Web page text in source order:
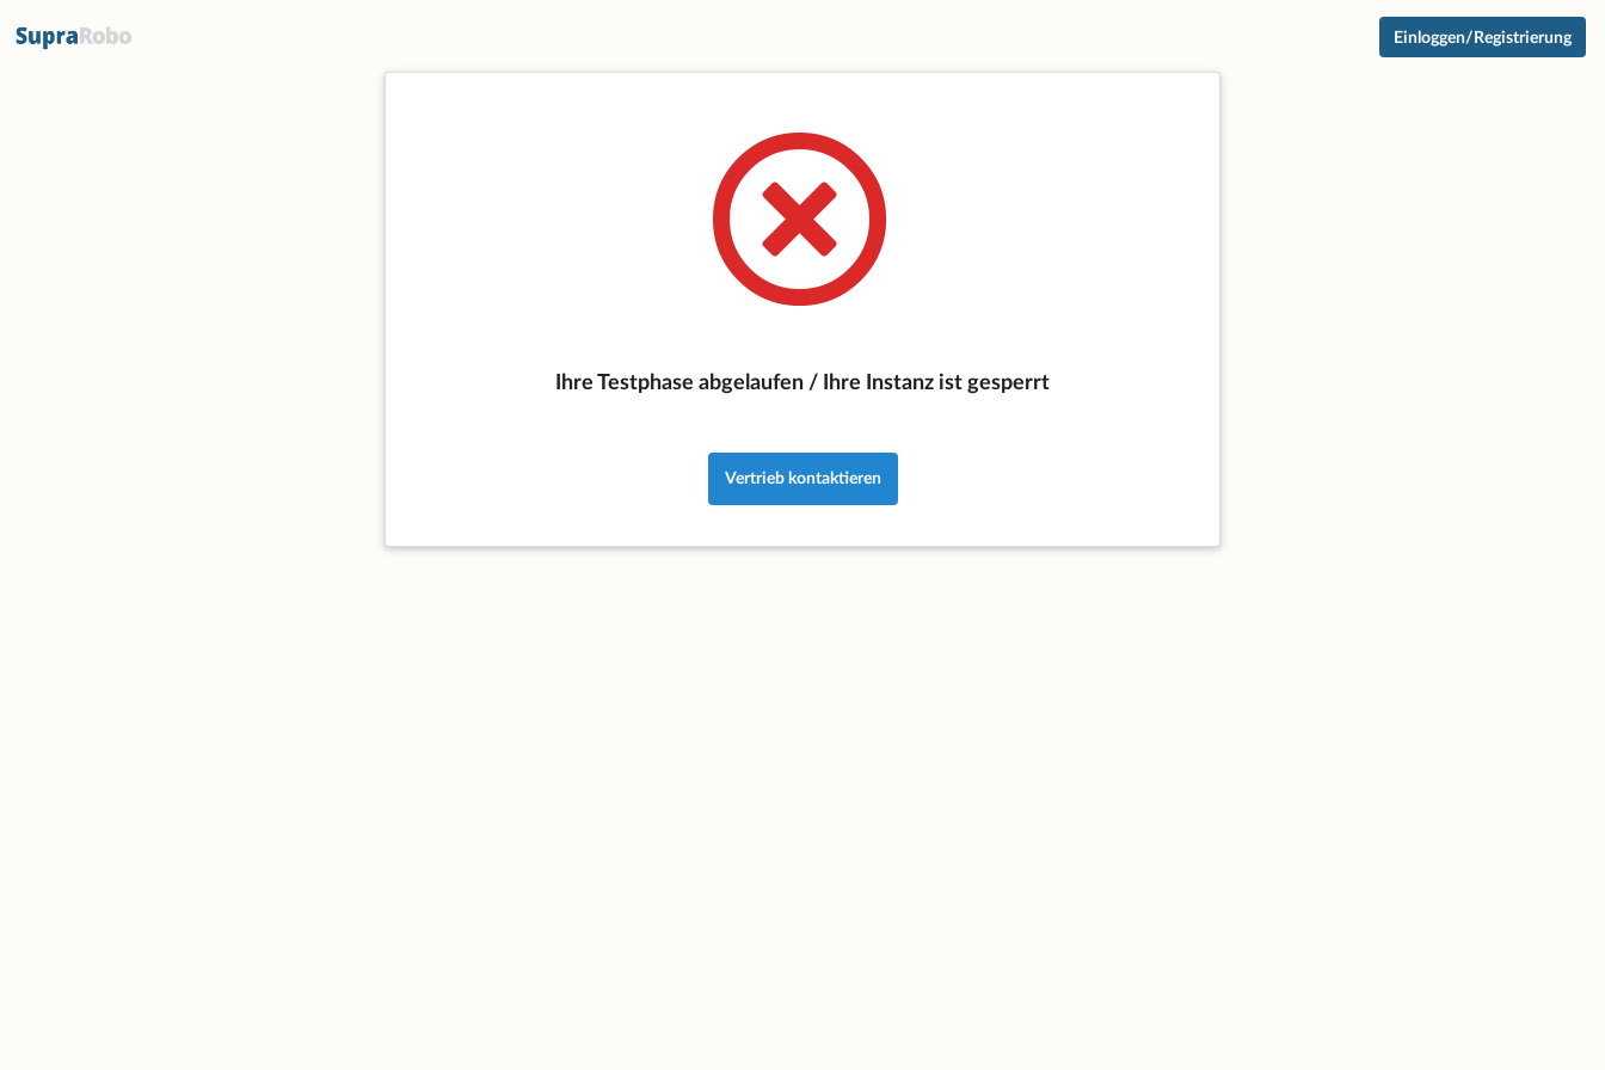
Einloggen/Registrierung
Ihre Testphase abgelaufen / Ihre Instanz ist gesperrt
Vertrieb kontaktieren